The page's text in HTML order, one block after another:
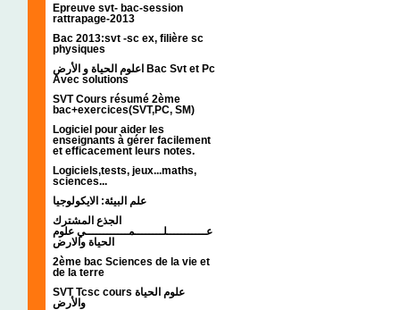
Epreuve svt- bac-session
rattrapage-2013
Bac 2013:svt -sc ex, filière sc
physiques
اعلوم الحياة و الأرض Bac Svt et Pc
Avec solutions
SVT Cours résumé 2ème
bac+exercices(SVT,PC, SM)
Logiciel pour aider les
enseignants à gérer facilement
et efficacement leurs notes.
Logiciels,tests, jeux...maths,
sciences...
علم البيئة: الايكولوجيا
الجذع المشترك
عـــــــــــلــــــــمــــــــــــي علوم
الحياة والارض
2ème bac Sciences de la vie et
de la terre
SVT Tcsc cours علوم الحياة
والأرض